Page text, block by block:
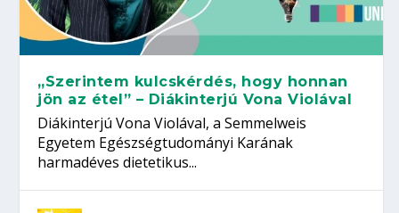
„Szerintem kulcskérdés, hogy honnan
jön az étel” – Diákinterjú Vona Violával
Diákinterjú Vona Violával, a Semmelweis
Egyetem Egészségtudományi Karának
harmadéves dietetikus...